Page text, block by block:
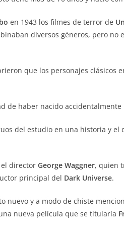
en 1943 los filmes de terror de
diversos géneros, pero no
que los personajes clásicos
de haber nacido accidentalmente
del estudio en una historia y el
director George Waggner, quien
principal del Dark Universe.
nuevo y a modo de chiste
nueva película que se titularía